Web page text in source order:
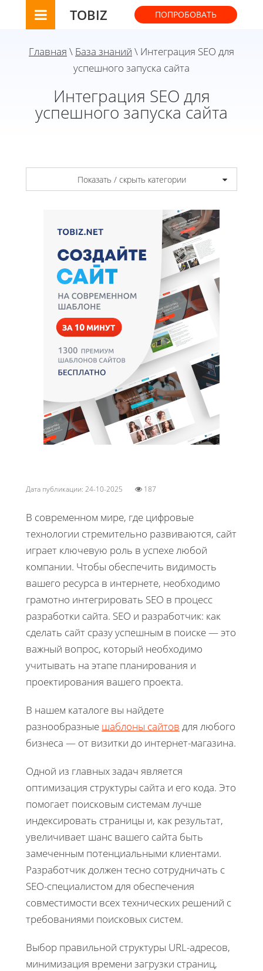
TOBIZ ПОПРОБОВАТЬ
Главная \ База знаний \ Интеграция SEO для
успешного запуска сайта
Интеграция SEO для
успешного запуска сайта
Показать / скрыть категории
Дата публикации: 24-10-2025 187
В современном мире, где цифровые
технологии стремительно развиваются, сайт
играет ключевую роль в успехе любой
компании. Чтобы обеспечить видимость
вашего ресурса в интернете, необходимо
грамотно интегрировать SEO в процесс
разработки сайта. SEO и разработчик: как
сделать сайт сразу успешным в поиске — это
важный вопрос, который необходимо
учитывать на этапе планирования и
проектирования вашего проекта.
В нашем каталоге вы найдете
разнообразные шаблоны сайтов для любого
бизнеса — от визитки до интернет-магазина.
Одной из главных задач является
оптимизация структуры сайта и его кода. Это
помогает поисковым системам лучше
индексировать страницы и, как результат,
увеличивает шанс вашего сайта быть
замеченным потенциальными клиентами.
Разработчик должен тесно сотрудничать с
SEO-специалистом для обеспечения
совместимости всех технических решений с
требованиями поисковых систем.
Выбор правильной структуры URL-адресов,
минимизация времени загрузки страниц,